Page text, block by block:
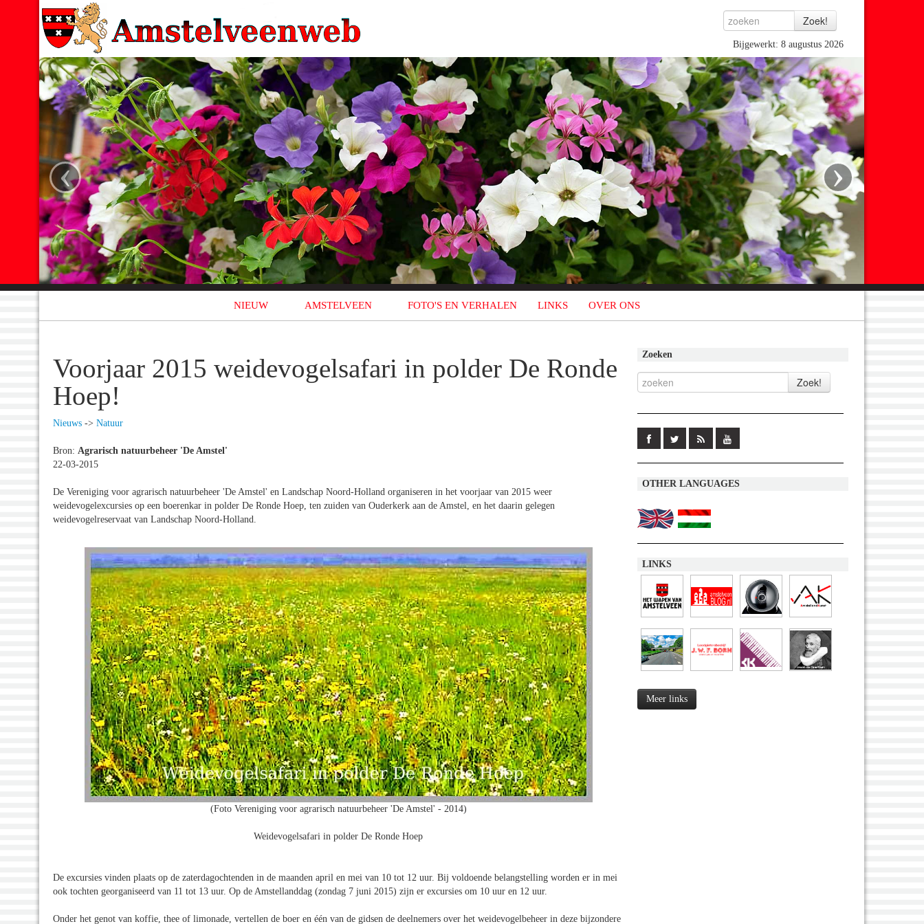
Bijgewerkt: 8 augustus 2026
‹ ›
NIEUW AMSTELVEEN FOTO'S EN VERHALEN LINKS OVER ONS
Voorjaar 2015 weidevogelsafari in polder De Ronde
Hoep!
Nieuws -> Natuur
Bron: Agrarisch natuurbeheer 'De Amstel'
22-03-2015
De Vereniging voor agrarisch natuurbeheer 'De Amstel' en Landschap Noord-Holland organiseren in het voorjaar van 2015 weer
weidevogelexcursies op een boerenkar in polder De Ronde Hoep, ten zuiden van Ouderkerk aan de Amstel, en het daarin gelegen
weidevogelreservaat van Landschap Noord-Holland.
(Foto Vereniging voor agrarisch natuurbeheer 'De Amstel' - 2014)
Weidevogelsafari in polder De Ronde Hoep
De excursies vinden plaats op de zaterdagochtenden in de maanden april en mei van 10 tot 12 uur. Bij voldoende belangstelling worden er in mei
ook tochten georganiseerd van 11 tot 13 uur. Op de Amstellanddag (zondag 7 juni 2015) zijn er excursies om 10 uur en 12 uur.
Onder het genot van koffie, thee of limonade, vertellen de boer en één van de gidsen de deelnemers over het weidevogelbeheer in deze bijzondere
Zoeken
OTHER LANGUAGES
LINKS
Meer links